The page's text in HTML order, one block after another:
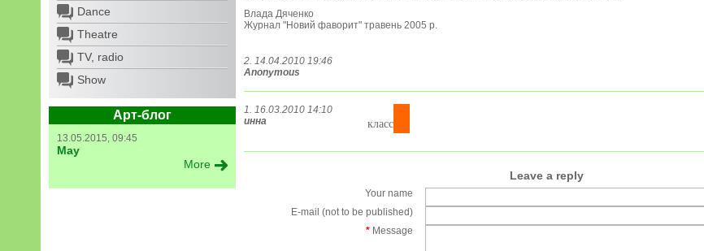
Dance
Theatre
TV, radio
Show
Арт-блог
13.05.2015, 09:45
May
More
Влада Дяченко
Журнал "Новий фаворит" травень 2005 р.
2. 14.04.2010 19:46
Anonymous
1. 16.03.2010 14:10
инна
класс
Leave a reply
Your name
E-mail (not to be published)
* Message